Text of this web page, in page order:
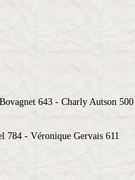
643 - Charly Autson 500
784 - Véronique Gervais 611